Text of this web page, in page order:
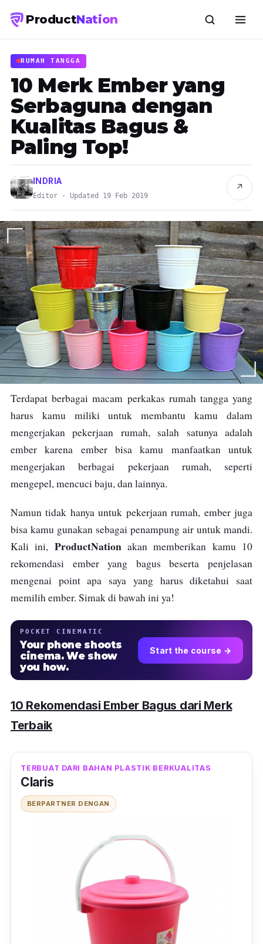
ProductNation
RUMAH TANGGA
10 Merk Ember yang
Serbaguna dengan
Kualitas Bagus &
Paling Top!
INDRIA
Editor · Updated 19 Feb 2019
↗
Terdapat berbagai macam perkakas rumah tangga yang
harus kamu miliki untuk membantu kamu dalam
mengerjakan pekerjaan rumah, salah satunya adalah
ember karena ember bisa kamu manfaatkan untuk
mengerjakan berbagai pekerjaan rumah, seperti
mengepel, mencuci baju, dan lainnya.
Namun tidak hanya untuk pekerjaan rumah, ember juga
bisa kamu gunakan sebagai penampung air untuk mandi.
Kali ini, ProductNationakan memberikan kamu 10
rekomendasi ember yang bagus beserta penjelasan
mengenai point apa saya yang harus diketahui saat
memilih ember. Simak di bawah ini ya!
POCKET CINEMATIC
Your phone shoots
cinema. We show
you how.
Start the course →
10 Rekomendasi Ember Bagus dari Merk
Terbaik
TERBUAT DARI BAHAN PLASTIK BERKUALITAS
Claris
BERPARTNER DENGAN